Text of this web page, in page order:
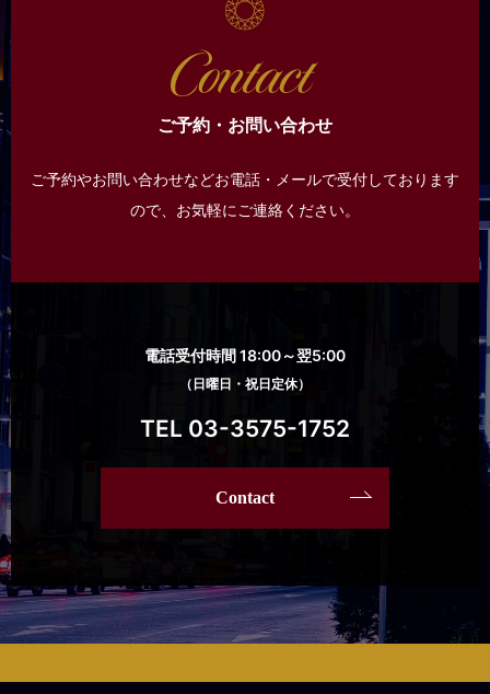
ご予約・お問い合わせ
ご予約やお問い合わせなどお電話・メールで受付しております
ので、 お気軽にご連絡ください。
電話受付時間 18:00～翌5:00
（日曜日・祝日定休）
TEL 03-3575-1752
Contact